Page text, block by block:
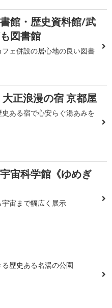
館・歴史資料館/武
図書館
ェ併設の居心地の良い図書
正浪漫の宿 京都屋
ある宿で心安らぐ湯あみを
宙科学館《ゆめぎ
宙まで幅広く展示
歴史ある名湯の公園